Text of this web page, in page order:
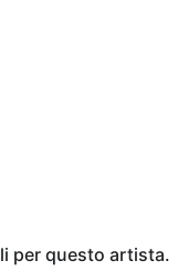
per questo artista.